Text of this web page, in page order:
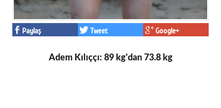
Paylaş Tweet Google+
Adem Kılıççı: 89 kg'dan 73.8 kg